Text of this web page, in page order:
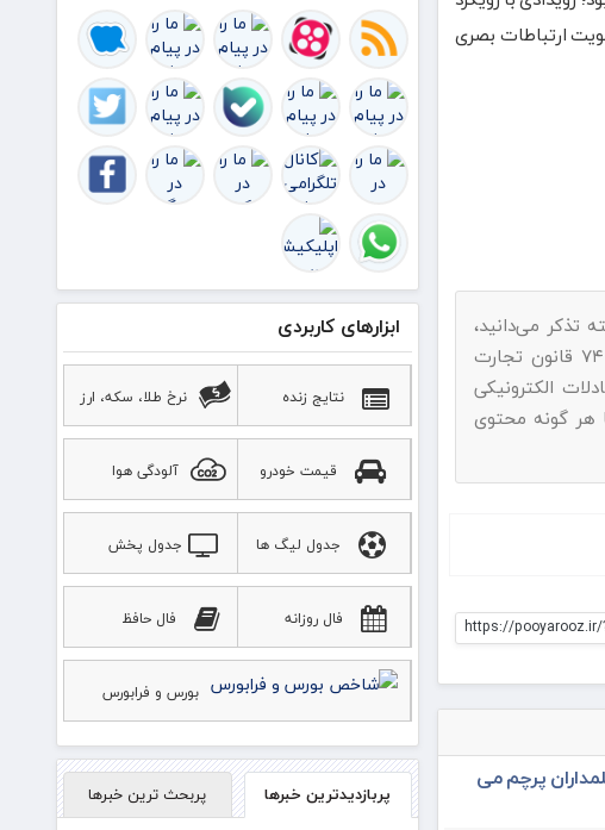
ارتباطات بصری
تذکر می‌دانید،
پیامک بفرمایید.با استناد به ماده ۷۴ قانون تجارت
الکترونیکی
هر گونه محتوی
https://pooyarooz.ir/
پرچم می
ابزارهای کاربردی
نتایج زنده نرخ طلا، سکه، ارز
قیمت خودرو آلودگی هوا
جدول لیگ ها
جدول پخش
ورزشی
فال روزانه
فال حافظ
بورس و فرابورس
پربازدیدترین خبرها پربحث ترین خبرها